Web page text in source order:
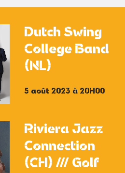
Dutch Swing
College Band
(NL)
5 août 2023 à 20H00
Riviera Jazz
Connection
(CH) /// Golf